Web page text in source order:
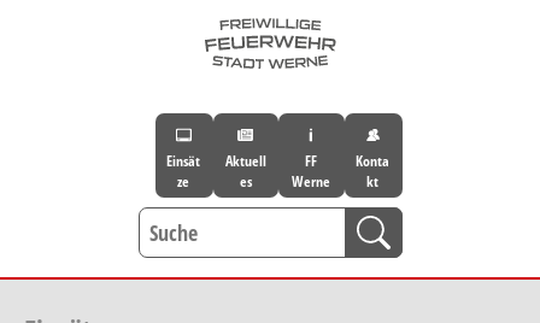
Einsät
ze
Aktuell
es
FF
Werne
Konta
kt